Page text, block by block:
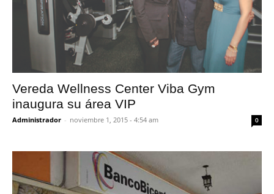
Vereda Wellness Center Viba Gym
inaugura su área VIP
Administrador - noviembre 1, 2015 - 4:54 am 0